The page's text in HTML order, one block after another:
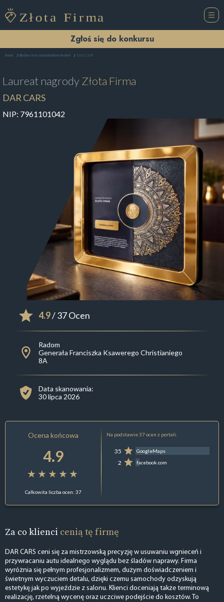
Zgłoś się do konkursu
Home Blacharstwo samochodowe Radom DAR CARS
Laureat nagrodyZłota Firma
DAR CARS
NIP: 7961101042
4.9/ 37 Ocen
Radom
Generała Franciszka Ksawerego Christianiego
8A
Data skanowania:
30 lipca 2026
Ocena końcowa
4.9
Całkowita liczba ocen: 37
Na podstawie 37 ocen z portali:
35 GoogleMaps
2 facebook.com
Za co klienci cenią tę firmę
DAR CARS ceni się za mistrzowską precyzję w usuwaniu wgnieceń i
przywracaniu autu idealnego wyglądu bez śladów naprawy. Firma
wyróżnia się pełnym profesjonalizmem, dużym doświadczeniem i
świetnym wyczuciem detalu, dzięki czemu samochody odzyskują
estetykę jak po wyjeździe z salonu. Klienci doceniają także terminową
realizację, rzetelną wycenę oraz uczciwe podejście do kosztów. To